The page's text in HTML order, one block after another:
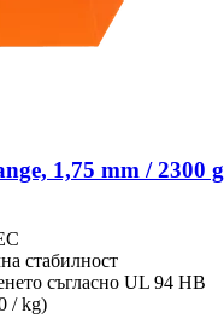
1,75 mm / 2300 g
стабилност
съгласно UL 94 HB
/ kg)